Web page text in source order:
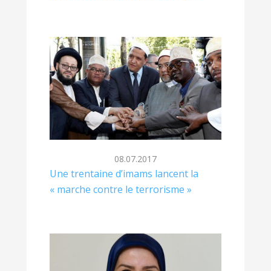
08.07.2017
Une trentaine d’imams lancent la
« marche contre le terrorisme »